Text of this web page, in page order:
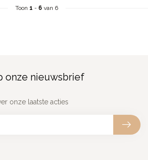
Toon 1 - 6 van 6
onze nieuwsbrief
onze laatste acties